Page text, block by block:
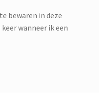
bewaren in deze
wanneer ik een